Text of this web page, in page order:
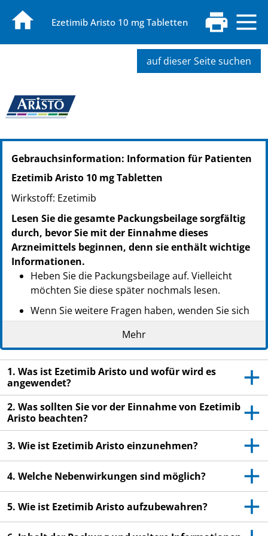
Ezetimib Aristo 10 mg Tabletten
auf dieser Seite suchen
PZN: 14144062
PPN: 111414406296
PZN: 14144079
PZN: 14144085
PPN: 111414408552
Gebrauchsinformation: Information für Patienten
Ezetimib Aristo 10 mg Tabletten
Wirkstoff: Ezetimib
Lesen Sie die gesamte Packungsbeilage sorgfältig
durch, bevor Sie mit der Einnahme dieses
Arzneimittels beginnen, denn sie enthält wichtige
Informationen.
Heben Sie die Packungsbeilage auf. Vielleicht
möchten Sie diese später nochmals lesen.
Wenn Sie weitere Fragen haben, wenden Sie sich
an Ihren Arzt oder Apotheker.
Dieses Arzneimittel wurde Ihnen persönlich
verschrieben. Geben Sie es nicht an Dritte weiter.
Es kann anderen Menschen schaden, auch wenn
diese die gleichen Beschwerden haben wie Sie.
Wenn Sie Nebenwirkungen bemerken, wenden Sie
sich an Ihren Arzt oder Apotheker. Dies gilt auch
für Nebenwirkungen, die nicht in dieser
Packungsbeilage angegeben sind. Siehe Abschnitt
4.
Mehr
1. Was ist Ezetimib Aristo und wofür wird es
angewendet?
2. Was sollten Sie vor der Einnahme von Ezetimib
Aristo beachten?
3. Wie ist Ezetimib Aristo einzunehmen?
4. Welche Nebenwirkungen sind möglich?
5. Wie ist Ezetimib Aristo aufzubewahren?